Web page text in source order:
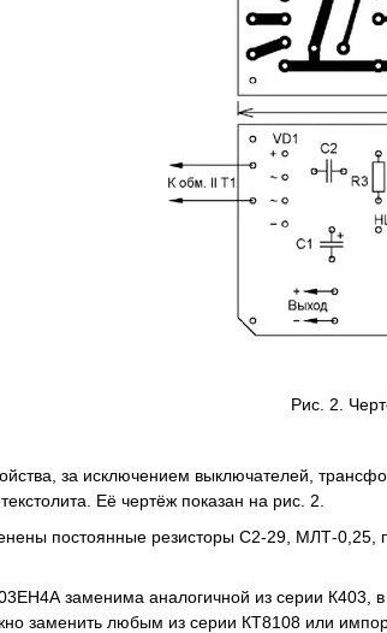
Рис. 2.
за исключением выключателей,
Её чертёж показан на рис. 2.
постоянные резисторы С2-29, МЛТ-
заменима аналогичной из серии К403,
заменить любым из серии КТ8108 или